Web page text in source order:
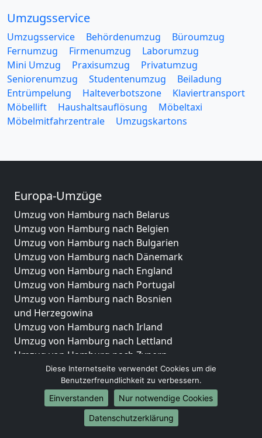
Umzugsservice
Umzugsservice Behördenumzug
Büroumzug
Fernumzug
Firmenumzug
Laborumzug
Mini Umzug
Praxisumzug
Privatumzug
Seniorenumzug
Studentenumzug
Beiladung
Entrümpelung
Halteverbotszone
Klaviertransport
Möbellift
Haushaltsauflösung
Möbeltaxi
Möbelmitfahrzentrale
Umzugskartons
Europa-Umzüge
Umzug von Hamburg nach Belarus
Umzug von Hamburg nach Belgien
Umzug von Hamburg nach Bulgarien
Umzug von Hamburg nach Dänemark
Umzug von Hamburg nach England
Umzug von Hamburg nach Portugal
Umzug von Hamburg nach Bosnien
und Herzegowina
Umzug von Hamburg nach Irland
Umzug von Hamburg nach Lettland
Umzug von Hamburg nach Zypern
Umzug von Hamburg nach Kroatien
Umzug von Hamburg nach Estland
Umzug von Hamburg nach Finnland
Umzug von Hamburg nach Frankreich
Umzug von Hamburg nach Griechenland
Diese Internetseite verwendet Cookies um die
Benutzerfreundlichkeit zu verbessern.
Einverstanden
Nur notwendige Cookies
Datenschutzerklärung